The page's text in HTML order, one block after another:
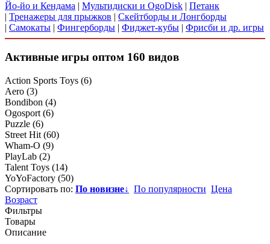
Йо-йо и Кендама | Мультидиски и OgoDisk | Петанк
| Тренажеры для прыжков | Скейтборды и Лонгборды
| Самокаты | Фингерборды | Фиджет-кубы | Фрисби и др. игры
Активные игры оптом 160 видов
Action Sports Toys (6)
Aero (3)
Bondibon (4)
Ogosport (6)
Puzzle (6)
Street Hit (60)
Wham-O (9)
PlayLab (2)
Talent Toys (14)
YoYoFactory (50)
Сортировать по: По новизне↓ По популярности Цена
Возраст
Фильтры
Товары
Описание